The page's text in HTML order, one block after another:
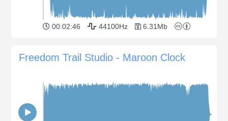
00:02:46 44100Hz 6.31Mb
Freedom Trail Studio - Maroon Clock